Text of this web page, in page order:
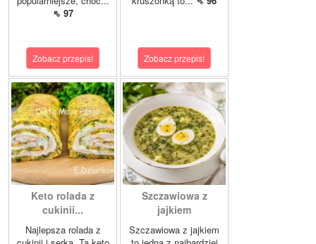
⇖ 97
Zobacz przepis! Zobacz przepis!
Keto rolada z
cukinii...
Najlepsza rolada z
Szczawiowa z
jajkiem
Szczawiowa z jajkiem